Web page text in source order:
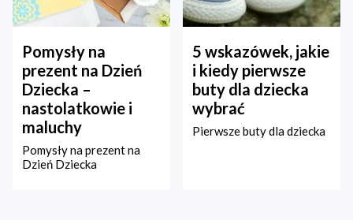
Pomysły na
prezent na Dzień
Dziecka –
nastolatkowie i
maluchy
Pomysły na prezent na
Dzień Dziecka
5 wskazówek, jakie
i kiedy pierwsze
buty dla dziecka
wybrać
Pierwsze buty dla dziecka